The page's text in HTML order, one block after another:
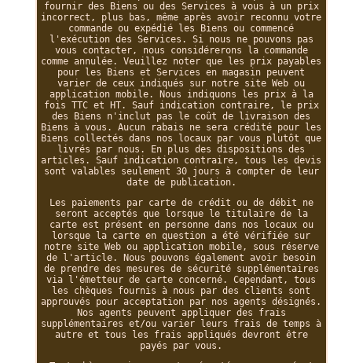
fournir des Biens ou des Services à vous à un prix
incorrect, plus bas, même après avoir reconnu votre
commande ou expédié les Biens ou commencé
l'exécution des Services. Si nous ne pouvons pas
vous contacter, nous considérerons la commande
comme annulée. Veuillez noter que les prix payables
pour les Biens et Services en magasin peuvent
varier de ceux indiqués sur notre site Web ou
application mobile. Nous indiquons les prix à la
fois TTC et HT. Sauf indication contraire, le prix
des Biens n'inclut pas le coût de livraison des
Biens à vous. Aucun rabais ne sera crédité pour les
Biens collectés dans nos locaux par vous plutôt que
livrés par nous. En plus des dispositions des
articles. Sauf indication contraire, tous les devis
sont valables seulement 30 jours à compter de leur
date de publication.
Les paiements par carte de crédit ou de débit ne
seront acceptés que lorsque le titulaire de la
carte est présent en personne dans nos locaux ou
lorsque la carte en question a été vérifiée sur
notre site Web ou application mobile, sous réserve
de l'article. Nous pouvons également avoir besoin
de prendre des mesures de sécurité supplémentaires
via l'émetteur de carte concerné. Cependant, tous
les chèques fournis à nous par des clients sont
approuvés pour acceptation par nos agents désignés.
Nos agents peuvent appliquer des frais
supplémentaires et/ou varier leurs frais de temps à
autre et tous les frais appliqués devront être
payés par vous.